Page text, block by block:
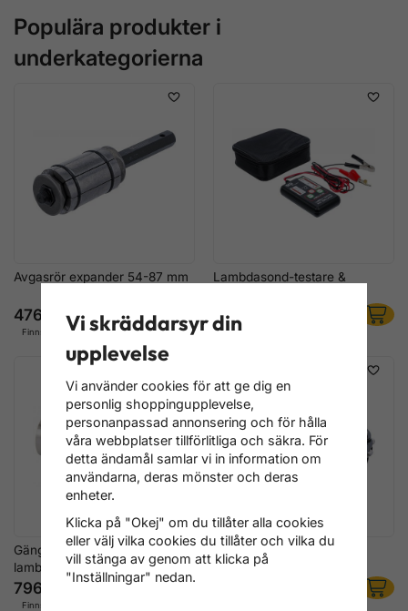
Populära produkter i
underkategorierna
Avgasrör expander 54-87 mm
476 kr
Finns i lager
Lambdasond-testare &
1 516 kr
Finns i lager
Gängsnitt M20x1,5 – NOx- och
lambdasonder
796 kr
Finns i lager
Reservkedja för Avgasrör-
Kedjekapare 250 mm
Vi skräddarsyr din
upplevelse
Vi använder cookies för att ge dig en
personlig shoppingupplevelse,
personanpassad annonsering och för hålla
våra webbplatser tillförlitliga och säkra. För
detta ändamål samlar vi in information om
användarna, deras mönster och deras
enheter.
Klicka på "Okej" om du tillåter alla cookies
eller välj vilka cookies du tillåter och vilka du
vill stänga av genom att klicka på
"Inställningar" nedan.